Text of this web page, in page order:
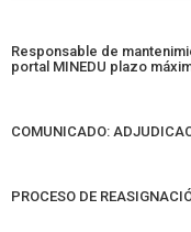
Responsable de
portal MINEDU plazo
COMUNICADO:
PROCESO DE